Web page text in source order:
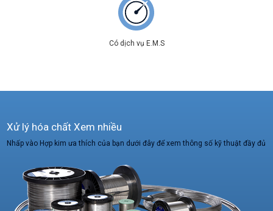
Có dịch vụ E.M.S
Xử lý hóa chất Xem nhiều
Nhấp vào Hợp kim ưa thích của bạn dưới đây để xem thông số kỹ thuật đầy đủ